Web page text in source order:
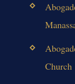
Church